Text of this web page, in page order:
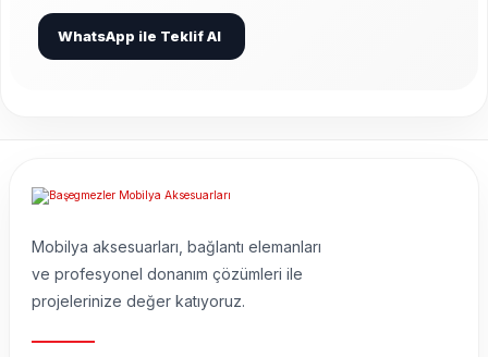
WhatsApp ile Teklif Al
Mobilya aksesuarları, bağlantı elemanları
ve profesyonel donanım çözümleri ile
projelerinize değer katıyoruz.